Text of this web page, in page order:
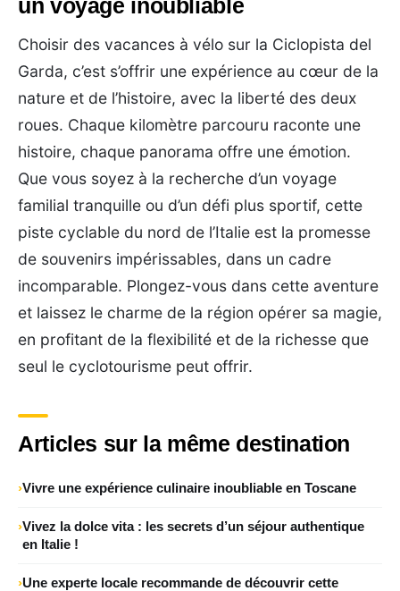
Choisir des vacances à vélo sur la Ciclopista del
Garda, c’est s’offrir une expérience au cœur de la
nature et de l’histoire, avec la liberté des deux
roues. Chaque kilomètre parcouru raconte une
histoire, chaque panorama offre une émotion.
Que vous soyez à la recherche d’un voyage
familial tranquille ou d’un défi plus sportif, cette
piste cyclable du nord de l’Italie est la promesse
de souvenirs impérissables, dans un cadre
incomparable. Plongez-vous dans cette aventure
et laissez le charme de la région opérer sa magie,
en profitant de la flexibilité et de la richesse que
seul le cyclotourisme peut offrir.
Articles sur la même destination
Vivre une expérience culinaire inoubliable en Toscane
Vivez la dolce vita : les secrets d’un séjour authentique
en Italie !
Une experte locale recommande de découvrir cette